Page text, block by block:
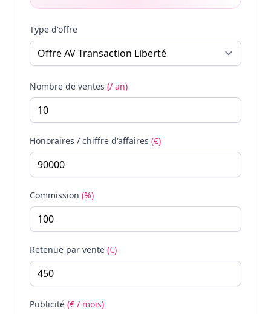
Type d'offre
Nombre de ventes (/ an)
Honoraires / chiffre d'affaires (€)
Commission (%)
Retenue par vente (€)
Publicité (€ / mois)